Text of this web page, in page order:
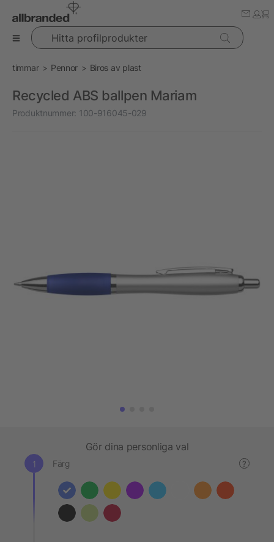
Hitta profilprodukter
timmar Pennor Biros av plast
Recycled ABS ballpen Mariam
Produktnummer: 100-916045-029
Gör dina personliga val
Färg ?